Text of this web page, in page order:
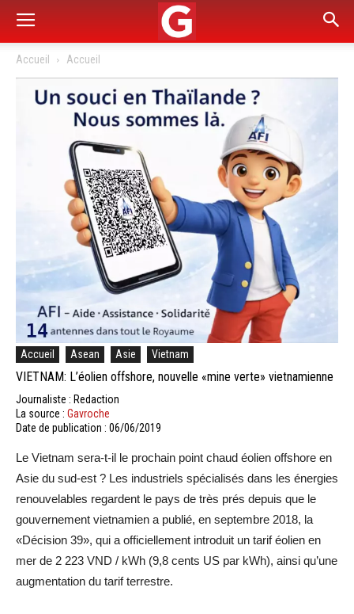
Accueil Accueil
Accueil Asean Asie Vietnam
VIETNAM: L’éolien offshore, nouvelle «mine verte» vietnamienne
Journaliste : Redaction
La source : Gavroche
Date de publication : 06/06/2019
Le Vietnam sera-t-il le prochain point chaud éolien offshore en
Asie du sud-est ? Les industriels spécialisés dans les énergies
renouvelables regardent le pays de très prés depuis que le
gouvernement vietnamien a publié, en septembre 2018, la
«Décision 39», qui a officiellement introduit un tarif éolien en
mer de 2 223 VND / kWh (9,8 cents US par kWh), ainsi qu’une
augmentation du tarif terrestre.